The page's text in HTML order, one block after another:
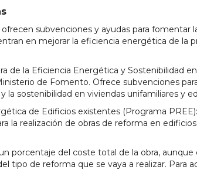
subvenciones y ayudas para fomentar
en mejorar la eficiencia energética de la
de la Eficiencia Energética y Sostenibilidad
de Fomento. Ofrece subvenciones
la sostenibilidad en viviendas unifamiliares y
de Edificios existentes (Programa
la realización de obras de reforma en
porcentaje del coste total de la obra,
tipo de reforma que se vaya a realizar. Para